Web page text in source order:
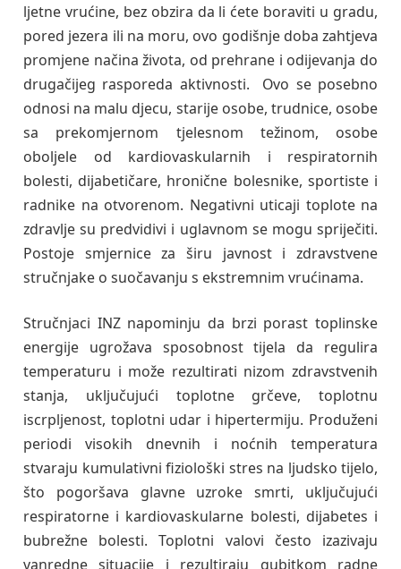
ljetne vrućine, bez obzira da li ćete boraviti u gradu,
pored jezera ili na moru, ovo godišnje doba zahtjeva
promjene načina života, od prehrane i odijevanja do
drugačijeg rasporeda aktivnosti. Ovo se posebno
odnosi na malu djecu, starije osobe, trudnice, osobe
sa prekomjernom tjelesnom težinom, osobe
oboljele od kardiovaskularnih i respiratornih
bolesti, dijabetičare, hronične bolesnike, sportiste i
radnike na otvorenom. Negativni uticaji toplote na
zdravlje su predvidivi i uglavnom se mogu spriječiti.
Postoje smjernice za širu javnost i zdravstvene
stručnjake o suočavanju s ekstremnim vrućinama.
Stručnjaci INZ napominju da brzi porast toplinske
energije ugrožava sposobnost tijela da regulira
temperaturu i može rezultirati nizom zdravstvenih
stanja, uključujući toplotne grčeve, toplotnu
iscrpljenost, toplotni udar i hipertermiju. Produženi
periodi visokih dnevnih i noćnih temperatura
stvaraju kumulativni fiziološki stres na ljudsko tijelo,
što pogoršava glavne uzroke smrti, uključujući
respiratorne i kardiovaskularne bolesti, dijabetes i
bubrežne bolesti. Toplotni valovi često izazivaju
vanredne situacije i rezultiraju gubitkom radne